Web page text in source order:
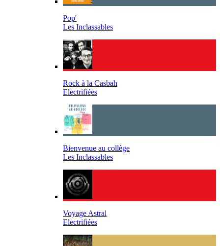
Pop'
Les Inclassables
Rock à la Casbah
Electrifiées
Bienvenue au collège
Les Inclassables
Voyage Astral
Electrifiées